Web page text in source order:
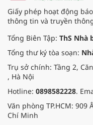
Giấy phép hoạt động
thông tin và truyền
Tổng Biên Tập: ThS Nhà
Tổng thư ký tòa soạn:
Trụ sở chính: Tầng 2,
, Hà Nội
Hotline: 0898582228.
Văn phòng TP.HCM: 909
Chí Minh